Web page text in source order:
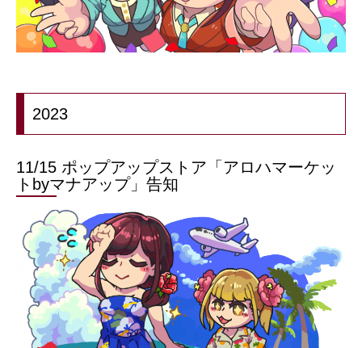
2023
11/15 ポップアップストア「アロハマーケッ
トbyマナアップ」告知